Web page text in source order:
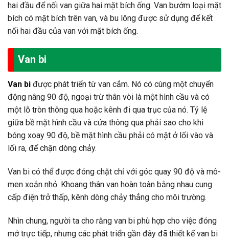
hai đầu để nối van giữa hai mặt bích ống. Van bướm loại mặt
bích có mặt bích trên van, và bu lông được sử dụng để kết
nối hai đầu của van với mặt bích ống.
Van bi
Van bi được phát triển từ van cắm. Nó có cùng một chuyển
động nâng 90 độ, ngoại trừ thân vòi là một hình cầu và có
một lỗ tròn thông qua hoặc kênh đi qua trục của nó. Tỷ lệ
giữa bề mặt hình cầu và cửa thông qua phải sao cho khi
bóng xoay 90 độ, bề mặt hình cầu phải có mặt ở lối vào và
lối ra, để chặn dòng chảy.
Van bi có thể được đóng chặt chỉ với góc quay 90 độ và mô-
men xoắn nhỏ. Khoang thân van hoàn toàn bằng nhau cung
cấp điện trở thấp, kênh dòng chảy thẳng cho môi trường.
Nhìn chung, người ta cho rằng van bi phù hợp cho việc đóng
mở trực tiếp, nhưng các phát triển gần đây đã thiết kế van bi